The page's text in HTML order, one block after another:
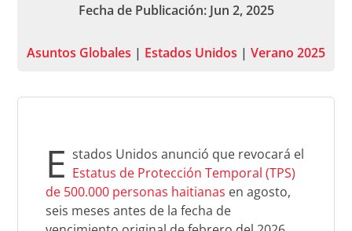
Fecha de Publicación: Jun 2, 2025
Asuntos Globales | Estados Unidos | Verano 2025
E stados Unidos anunció que revocará el
Estatus de Protección Temporal (TPS)
de 500.000 personas haitianas en agosto,
seis meses antes de la fecha de